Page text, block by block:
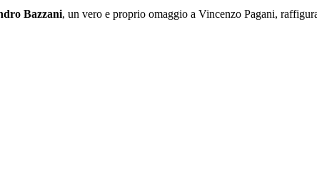
Bazzani, un vero e proprio omaggio a Vincenzo Pagani,